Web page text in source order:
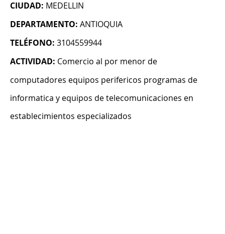
CIUDAD: MEDELLIN
DEPARTAMENTO: ANTIOQUIA
TELÉFONO: 3104559944
ACTIVIDAD: Comercio al por menor de
computadores equipos perifericos programas de
informatica y equipos de telecomunicaciones en
establecimientos especializados